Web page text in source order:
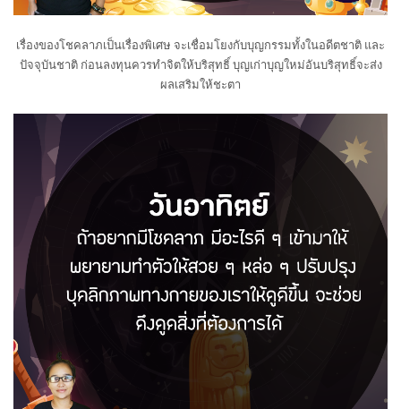
เรื่องของโชคลาภเป็นเรื่องพิเศษ จะเชื่อมโยงกับบุญกรรมทั้งในอดีตชาติ และ
ปัจจุบันชาติ ก่อนลงทุนควรทำจิตให้บริสุทธิ์ บุญเก่าบุญใหม่อันบริสุทธิ์จะส่ง
ผลเสริมให้ชะตา